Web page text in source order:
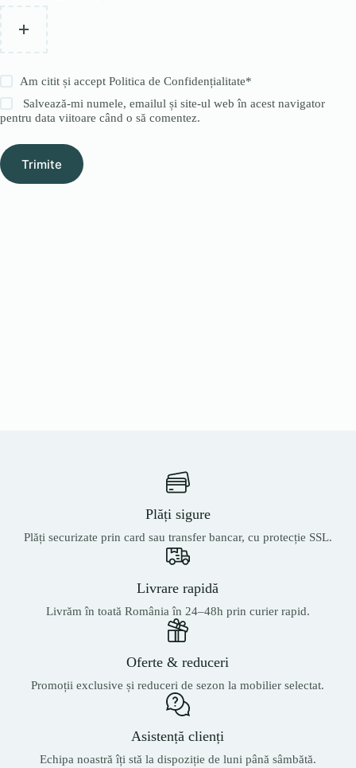
Am citit și acceptPolitica de Confidențialitate*
Salvează-mi numele, emailul și site-ul web în acest navigator
pentru data viitoare când o să comentez.
Trimite
Plăți sigure
Plăți securizate prin card sau transfer bancar, cu protecție SSL.
Livrare rapidă
Livrăm în toată România în 24–48h prin curier rapid.
Oferte & reduceri
Promoții exclusive și reduceri de sezon la mobilier selectat.
Asistență clienți
Echipa noastră îți stă la dispoziție de luni până sâmbătă.